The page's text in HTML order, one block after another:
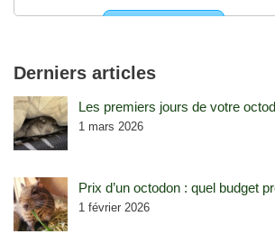
Derniers articles
Les premiers jours de votre
1 mars 2026
Prix d’un octodon : quel budget
1 février 2026